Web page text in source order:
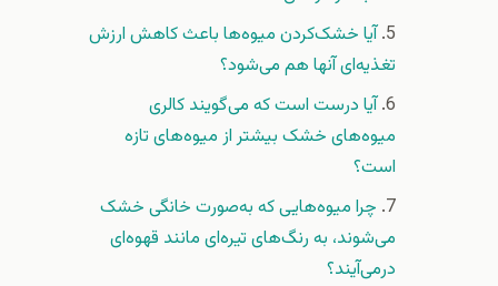
آیا خشک‌کردن میوه‌ها باعث کاهش ارزش
تغذیه‌ای آنها هم می‌شود؟
آیا درست است که می‌گویند کالری
میوه‌های خشک بیشتر از میوه‌های تازه
است؟
چرا میوه‌هایی که به‌صورت خانگی خشک
می‌شوند، به رنگ‌های تیره‌ای مانند قهوه‌ای
درمی‌آیند؟